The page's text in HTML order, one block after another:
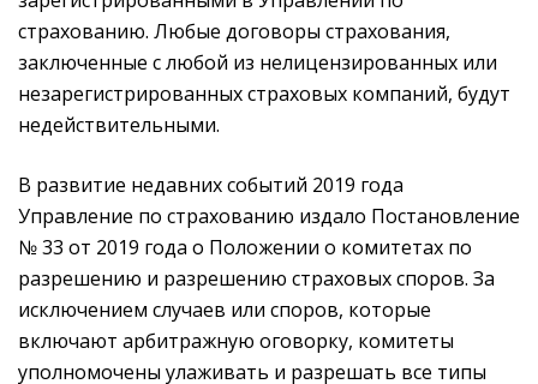
страхованию. Любые договоры страхования,
заключенные с любой из нелицензированных или
незарегистрированных страховых компаний, будут
недействительными.
В развитие недавних событий 2019 года
Управление по страхованию издало Постановление
№ 33 от 2019 года о Положении о комитетах по
разрешению и разрешению страховых споров. За
исключением случаев или споров, которые
включают арбитражную оговорку, комитеты
уполномочены улаживать и разрешать все типы